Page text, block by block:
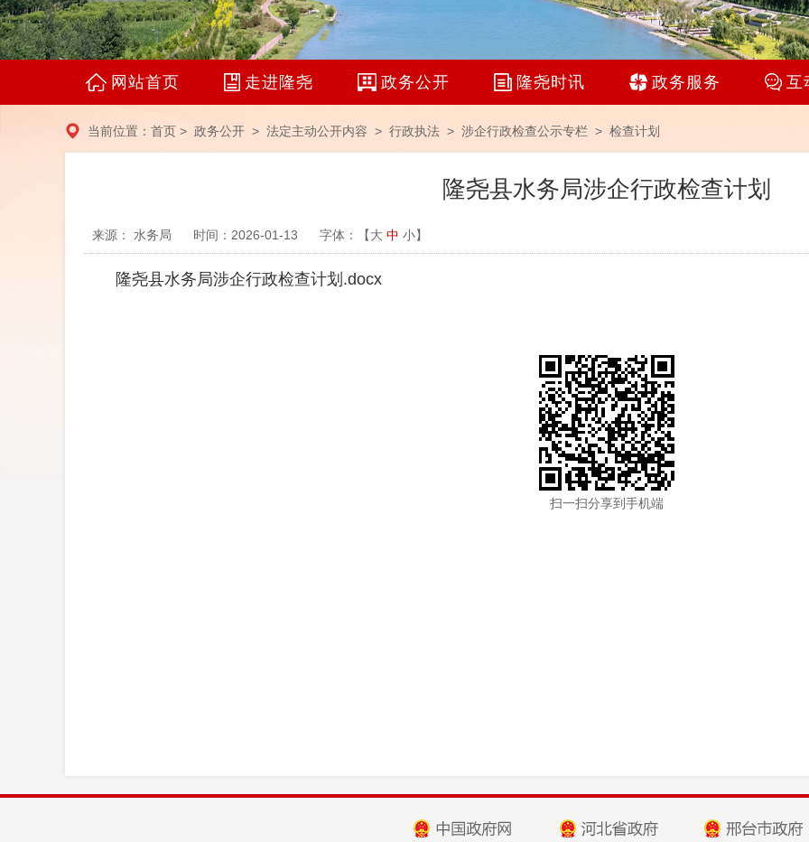
网站首页 走进隆尧 政务公开 隆尧时讯 政务服务 互
当前位置： 首页 > 政务公开 > 法定主动公开内容 > 行政执法 > 涉企行政检查公示专栏 > 检查计划
隆尧县水务局涉企行政检查计划
来源： 水务局 时间：2026-01-13 字体：【大 中 小】
隆尧县水务局涉企行政检查计划.docx
扫一扫分享到手机端